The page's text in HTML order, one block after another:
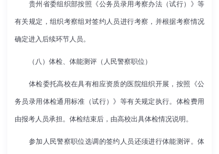
贵州省委组织部按照《公务员录用考察办法（试行）》等
有关规定，组织考察组对签约人员进行考察，并根据考察情况
确定进入后续环节人员。
（八）体检、体能测评（人民警察职位）
体检委托高校在具有相应资质的医院组织开展，按照《公
务员录用体检通用标准（试行）》等有关规定执行。体检费用
由报考人员承担。体检结束后，由高校出具体检情况说明。
参加人民警察职位选调的签约人员还须进行体能测评。体